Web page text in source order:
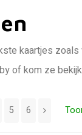
kaartjes
of kom ze
5 6